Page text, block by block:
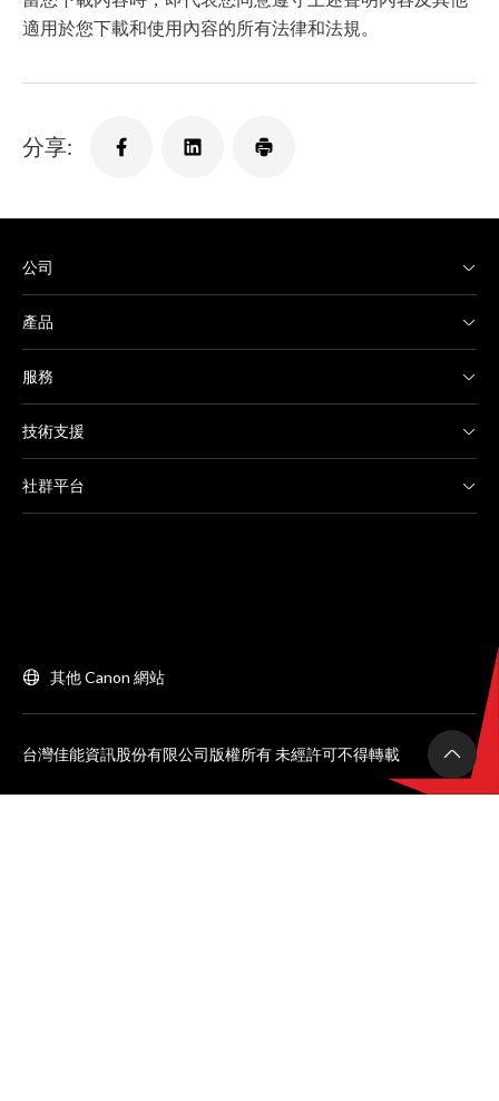
適用於您下載和使用內容的所有法律和法規。
分享:
公司
產品
服務
技術支援
社群平台
其他 Canon 網站
台灣佳能資訊股份有限公司版權所有 未經許可不得轉載